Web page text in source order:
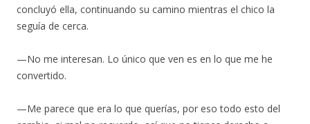
concluyó ella, continuando su camino mientras el chico la
seguía de cerca.
—No me interesan. Lo único que ven es en lo que me he
convertido.
—Me parece que era lo que querías, por eso todo esto del